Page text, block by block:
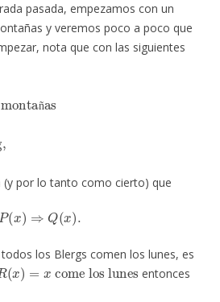
pasada, empezamos con un
y veremos poco a poco que
nota que con las siguientes
por lo tanto como cierto) que
P(x ⇒ Q(x).
los Blergs comen los lunes, es
(x)=x come los lunes
entonces